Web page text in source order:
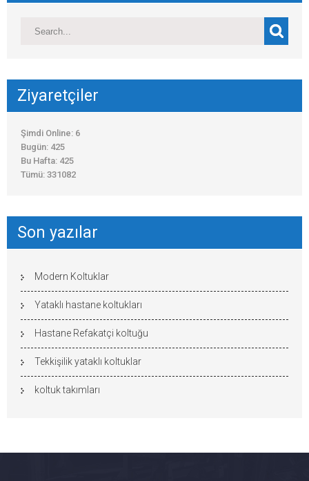
Ziyaretçiler
Şimdi Online: 6
Bugün: 425
Bu Hafta: 425
Tümü: 331082
Son yazılar
Modern Koltuklar
Yataklı hastane koltukları
Hastane Refakatçi koltuğu
Tekkişilik yataklı koltuklar
koltuk takımları